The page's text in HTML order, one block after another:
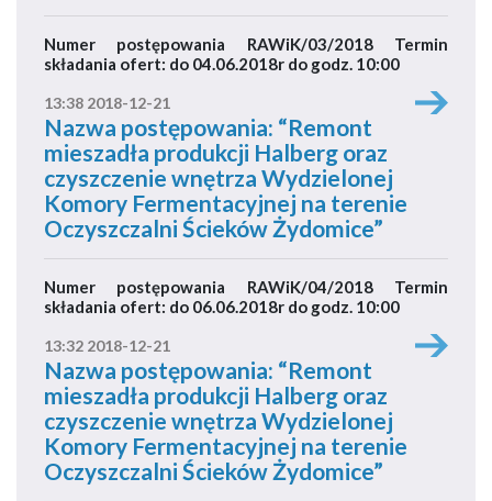
Numer postępowania RAWiK/03/2018 Termin
składania ofert: do 04.06.2018r do godz. 10:00
13:38 2018-12-21
Nazwa postępowania: “Remont
mieszadła produkcji Halberg oraz
czyszczenie wnętrza Wydzielonej
Komory Fermentacyjnej na terenie
Oczyszczalni Ścieków Żydomice”
Numer postępowania RAWiK/04/2018 Termin
składania ofert: do 06.06.2018r do godz. 10:00
13:32 2018-12-21
Nazwa postępowania: “Remont
mieszadła produkcji Halberg oraz
czyszczenie wnętrza Wydzielonej
Komory Fermentacyjnej na terenie
Oczyszczalni Ścieków Żydomice”